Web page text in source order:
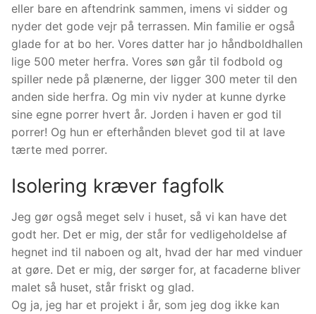
eller bare en aftendrink sammen, imens vi sidder og
nyder det gode vejr på terrassen. Min familie er også
glade for at bo her. Vores datter har jo håndboldhallen
lige 500 meter herfra. Vores søn går til fodbold og
spiller nede på plænerne, der ligger 300 meter til den
anden side herfra. Og min viv nyder at kunne dyrke
sine egne porrer hvert år. Jorden i haven er god til
porrer! Og hun er efterhånden blevet god til at lave
tærte med porrer.
Isolering kræver fagfolk
Jeg gør også meget selv i huset, så vi kan have det
godt her. Det er mig, der står for vedligeholdelse af
hegnet ind til naboen og alt, hvad der har med vinduer
at gøre. Det er mig, der sørger for, at facaderne bliver
malet så huset, står friskt og glad.
Og ja, jeg har et projekt i år, som jeg dog ikke kan